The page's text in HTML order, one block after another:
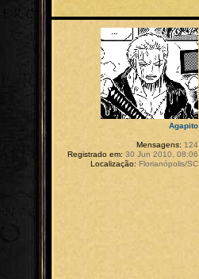
Agapito
Mensagens: 124
Registrado em: 30 Jun 2010, 08:06
Localização: Florianópolis/SC